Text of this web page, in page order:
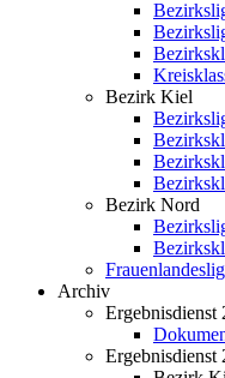
Bezirk Kiel
Bezirk Nord
Archiv
Ergebnisdienst
Ergebnisdienst